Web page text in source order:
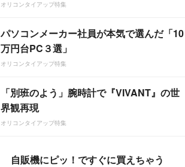
オリコンタイアップ特集
パソコンメーカー社員が本気で選んだ「10
万円台PC３選」
オリコンタイアップ特集
「別班のよう」腕時計で『VIVANT』の世
界観再現
オリコンタイアップ特集
自販機にピッ！ですぐに買えちゃう